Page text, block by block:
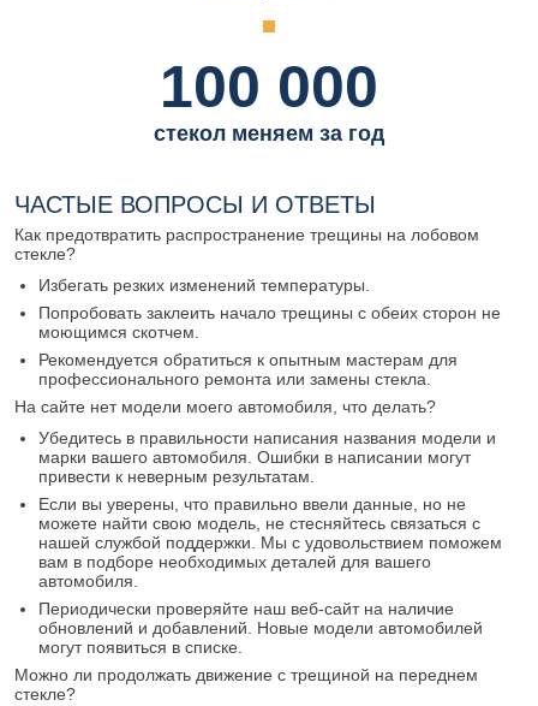
100 000
стекол меняем за год
ЧАСТЫЕ ВОПРОСЫ И ОТВЕТЫ
Как предотвратить распространение трещины на лобовом
стекле?
Избегать резких изменений температуры.
Попробовать заклеить начало трещины с обеих сторон не
моющимся скотчем.
Рекомендуется обратиться к опытным мастерам для
профессионального ремонта или замены стекла.
На сайте нет модели моего автомобиля, что делать?
Убедитесь в правильности написания названия модели и
марки вашего автомобиля. Ошибки в написании могут
привести к неверным результатам.
Если вы уверены, что правильно ввели данные, но не
можете найти свою модель, не стесняйтесь связаться с
нашей службой поддержки. Мы с удовольствием поможем
вам в подборе необходимых деталей для вашего
автомобиля.
Периодически проверяйте наш веб-сайт на наличие
обновлений и добавлений. Новые модели автомобилей
могут появиться в списке.
Можно ли продолжать движение с трещиной на переднем
стекле?